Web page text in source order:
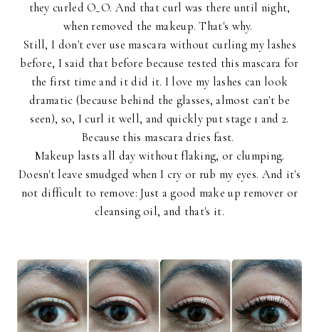
they curled O_O. And that curl was there until night,
when removed the makeup. That's why.
Still, I don't ever use mascara without curling my lashes
before, I said that before because tested this mascara for
the first time and it did it. I love my lashes can look
dramatic (because behind the glasses, almost can't be
seen), so, I curl it well, and quickly put stage 1 and 2.
Because this mascara dries fast.
Makeup lasts all day without flaking, or clumping.
Doesn't leave smudged when I cry or rub my eyes. And it's
not difficult to remove: Just a good make up remover or
cleansing oil, and that's it.